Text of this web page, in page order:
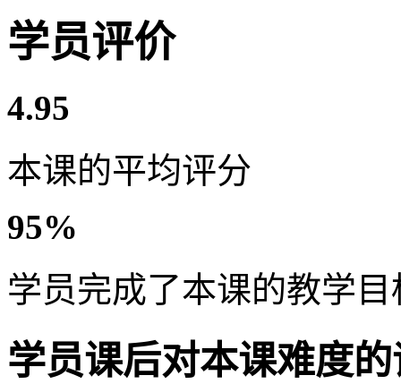
学员评价
4.95
本课的平均评分
95%
学员完成了本课的教学目
学员课后对本课难度